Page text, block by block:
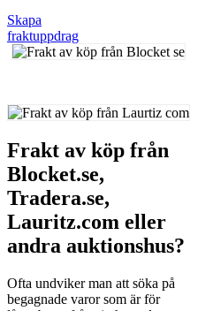
Skapa
fraktuppdrag
Frakt av köp från
Blocket.se,
Tradera.se,
Lauritz.com eller
andra auktionshus?
Ofta undviker man att söka på
begagnade varor som är för